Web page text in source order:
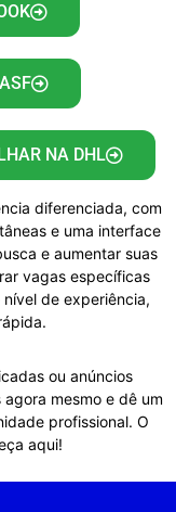
NA DHL
diferenciada, com
e uma interface
e aumentar suas
vagas específicas
de experiência,
ou anúncios
mesmo e dê um
profissional. O
aqui!